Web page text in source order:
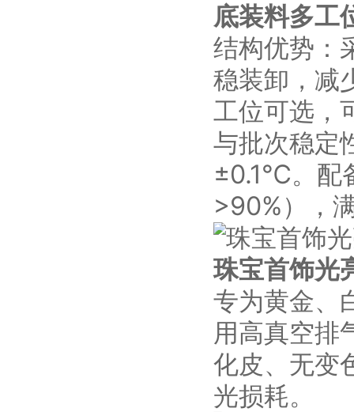
底装料多工
结构优势：
稳装卸，减
工位可选，
与批次稳定
±0.1℃。配
>90%），
珠宝首饰光
专为黄金、
用高真空排
化皮、无变
光损耗。